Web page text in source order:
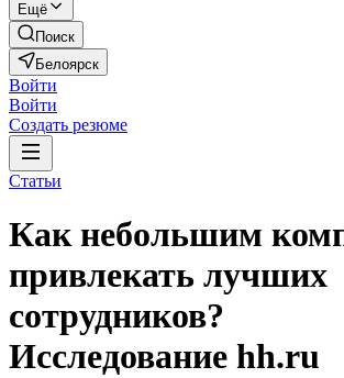
Ещё
Поиск
Белоярск
Войти
Войти
Создать резюме
Статьи
Как небольшим
привлекать лучших
сотрудников?
Исследование hh.ru